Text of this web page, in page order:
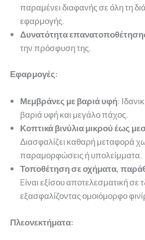
παραμένει διαφανής σε όλη τη
εφαρμογής.
Δυνατότητα
την πρόσφυση της.
Εφαρμογές:
Μεμβράνες με βαριά υφή:
βαριά υφή και μεγάλο πάχος.
Κοπτικά βινύλια μικρού έως
Διασφαλίζει καθαρή μεταφορά
παραμορφώσεις ή υπολείμματα.
Τοποθέτηση σε οχήματα,
Eίναι εξίσου αποτελεσματική σε
εξασφαλίζοντας ομοιόμορφο
Πλεονεκτήματα: